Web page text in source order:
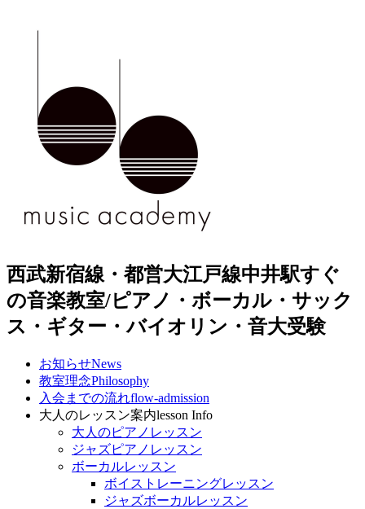
西武新宿線・都営大江戸線中井駅すぐ
の音楽教室/ピアノ・ボーカル・サック
ス・ギター・バイオリン・音大受験
お知らせNews
教室理念Philosophy
入会までの流れflow-admission
大人のレッスン案内lesson Info
大人のピアノレッスン
ジャズピアノレッスン
ボーカルレッスン
ボイストレーニングレッスン
ジャズボーカルレッスン